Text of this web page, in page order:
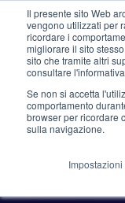
Il presente sito Web
vengono utilizzati per
ricordare i
migliorare il sito
sito che tramite altri
consultare
Se non si accetta
comportamento
browser per ricordare
sulla navigazione.